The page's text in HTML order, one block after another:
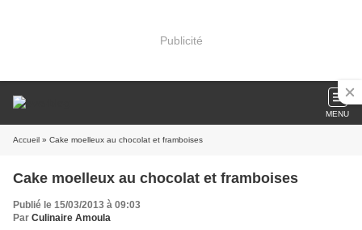
Publicité
MENU
Accueil » Cake moelleux au chocolat et framboises
Cake moelleux au chocolat et framboises
Publié le 15/03/2013 à 09:03
Par Culinaire Amoula